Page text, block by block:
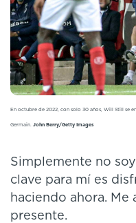
En octubre de 2022, con solo 30 años, Will Still se
Germain. John Berry/Getty Images
Simplemente no
clave para mí es
haciendo ahora. Me
presente.